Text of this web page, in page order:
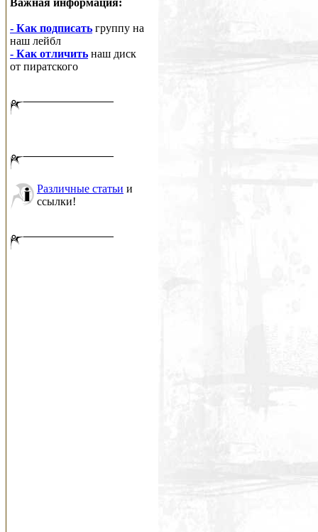
Важная информация:
- Как подписать группу на
наш лейбл
- Как отличить наш диск
от пиратского
Различные статьи и
ссылки!